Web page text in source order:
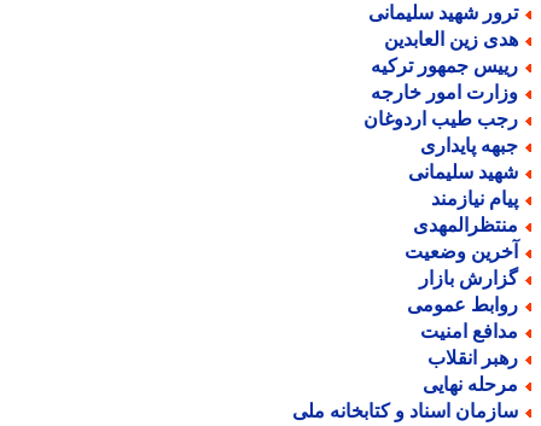
شهید سلیمانی
زین العابدین
جمهور ترکیه
امور خارجه
طیب اردوغان
پایداری
سلیمانی
نیازمند
وضعیت
بازار
عمومی
امنیت
انقلاب
نهایی
اسناد و کتابخانه ملی